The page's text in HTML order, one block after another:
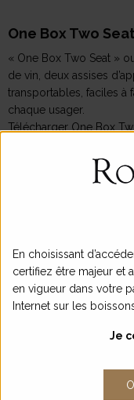
One Box Two
« One Box Two Seat »
de vin, deux assises
transportables, faciles à
chaque usager.
Télécharger One Box
Pompette au
En choisissant
certifiez être majeur et
en vigueur dans votre
Internet sur les
Je